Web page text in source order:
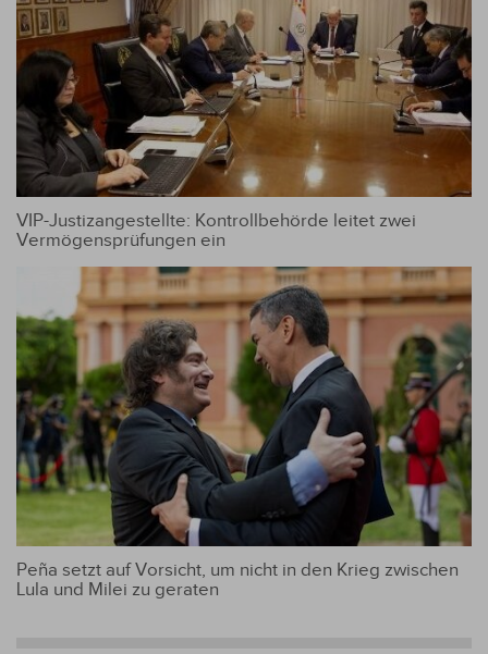
VIP-Justizangestellte: Kontrollbehörde leitet zwei
Vermögensprüfungen ein
Peña setzt auf Vorsicht, um nicht in den Krieg zwischen
Lula und Milei zu geraten